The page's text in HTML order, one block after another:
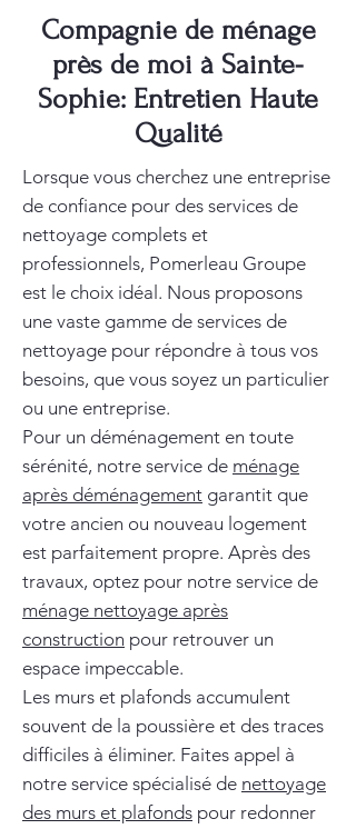
Compagnie de ménage
près de moi à Sainte-
Sophie: Entretien Haute
Qualité
Lorsque vous cherchez une entreprise
de confiance pour des services de
nettoyage complets et
professionnels, Pomerleau Groupe
est le choix idéal. Nous proposons
une vaste gamme de services de
nettoyage pour répondre à tous vos
besoins, que vous soyez un particulier
ou une entreprise.
Pour un déménagement en toute
sérénité, notre service de ménage
après déménagement garantit que
votre ancien ou nouveau logement
est parfaitement propre. Après des
travaux, optez pour notre service de
ménage nettoyage après
construction pour retrouver un
espace impeccable.
Les murs et plafonds accumulent
souvent de la poussière et des traces
difficiles à éliminer. Faites appel à
notre service spécialisé de nettoyage
des murs et plafonds pour redonner